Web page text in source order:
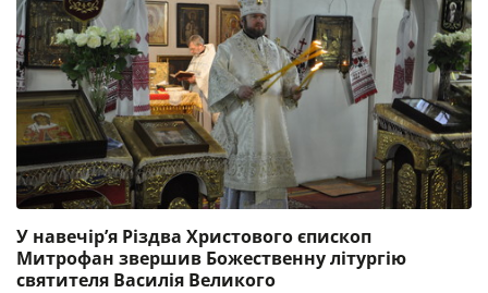
У навечір’я Різдва Христового єпископ
Митрофан звершив Божественну літургію
святителя Василія Великого